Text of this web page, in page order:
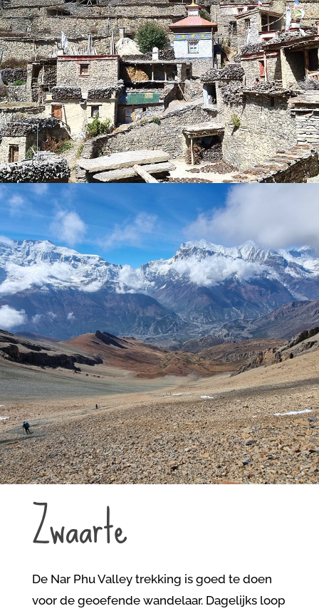
Zwaarte
De Nar Phu Valley trekking is goed te doen
voor de geoefende wandelaar. Dagelijks loop